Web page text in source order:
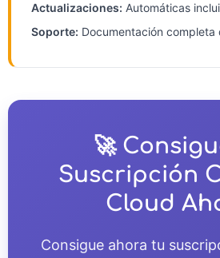
Actualizaciones: Automáticas
Soporte: Documentación completa
🚀
Suscripción
Cloud
Consigue ahora tu